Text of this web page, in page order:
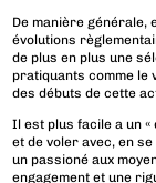
De manière générale,
évolutions
de plus en plus une
pratiquants comme le
des débuts de cette
Il est plus facile a un
et de voler avec, en
un passioné aux
engagement et une